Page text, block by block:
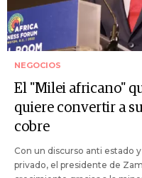
NEGOCIOS
El "Milei africano"
quiere convertir a
cobre
Con un discurso anti estado
privado, el presidente de